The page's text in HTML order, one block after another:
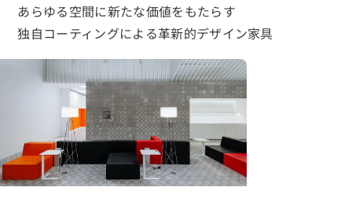
あらゆる空間に新たな価値をもたらす
独自コーティングによる革新的デザイン家具